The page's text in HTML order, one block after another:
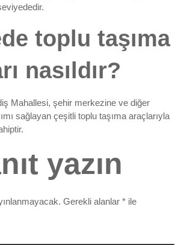
toplu taşıma
nasıldır?
Mahallesi, şehir merkezine ve diğer
sağlayan çeşitli toplu taşıma araçlarıyla
yazın
Gerekli alanlar * ile